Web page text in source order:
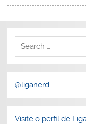
@liganerd
Visite o perfil de